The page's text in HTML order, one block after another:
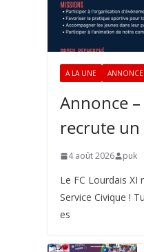
A LA UNE ANNONCE
Annonce –
recrute
4 août 2026 puk
Le FC Lourdais XI
Service Civique !
es